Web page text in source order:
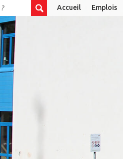
Accueil Emplois